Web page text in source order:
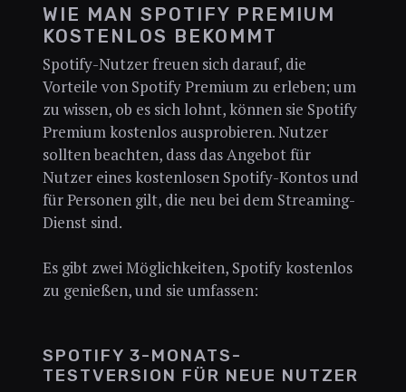
WIE MAN SPOTIFY PREMIUM
KOSTENLOS BEKOMMT
Spotify-Nutzer freuen sich darauf, die
Vorteile von Spotify Premium zu erleben; um
zu wissen, ob es sich lohnt, können sie Spotify
Premium kostenlos ausprobieren. Nutzer
sollten beachten, dass das Angebot für
Nutzer eines kostenlosen Spotify-Kontos und
für Personen gilt, die neu bei dem Streaming-
Dienst sind.
Es gibt zwei Möglichkeiten, Spotify kostenlos
zu genießen, und sie umfassen:
SPOTIFY 3-MONATS-
TESTVERSION FÜR NEUE NUTZER